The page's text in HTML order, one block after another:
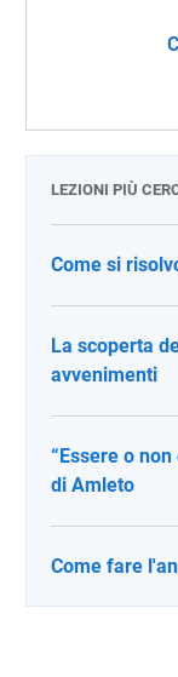
LEZIONI PIÙ
Come si
La scoperta
avvenimenti
“Essere o
di Amleto
Come fare